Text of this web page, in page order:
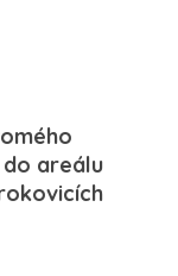
areálu